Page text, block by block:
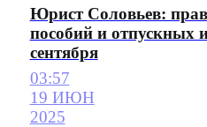
Юрист Соловьев:
пособий и отпускных
сентября
03:57
19 ИЮН
2025